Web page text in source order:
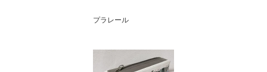
プラレール